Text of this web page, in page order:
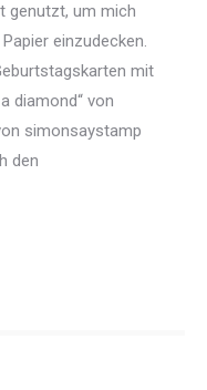
genutzt, um mich
einzudecken.
mit
diamond“ von
simonsaystamp
den